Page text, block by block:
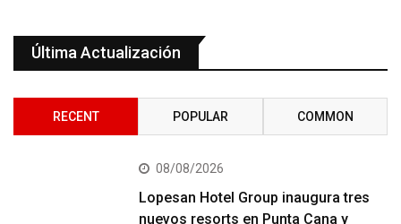
Última Actualización
RECENT POPULAR COMMON
08/08/2026
Lopesan Hotel Group inaugura tres
nuevos resorts en Punta Cana y